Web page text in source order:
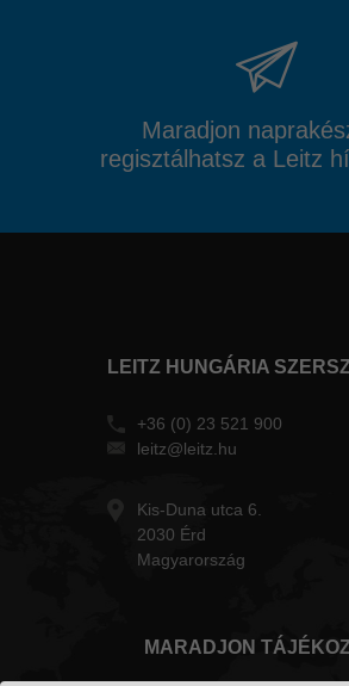
Maradjon
regisztálhatsz a Leitz
LEITZ HUNGÁRIA
+36 (0) 23 521 900
leitz@leitz.hu
Kis-Duna utca 6.
2030 Érd
Magyarország
MARADJON